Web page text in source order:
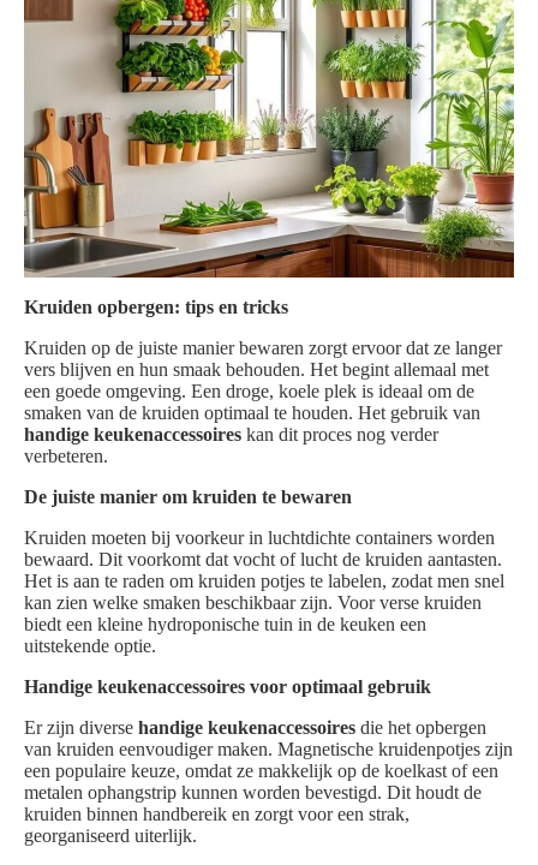
Kruiden opbergen: tips en tricks
Kruiden op de juiste manier bewaren zorgt ervoor dat ze langer
vers blijven en hun smaak behouden. Het begint allemaal met
een goede omgeving. Een droge, koele plek is ideaal om de
smaken van de kruiden optimaal te houden. Het gebruik van
handige keukenaccessoires kan dit proces nog verder
verbeteren.
De juiste manier om kruiden te bewaren
Kruiden moeten bij voorkeur in luchtdichte containers worden
bewaard. Dit voorkomt dat vocht of lucht de kruiden aantasten.
Het is aan te raden om kruiden potjes te labelen, zodat men snel
kan zien welke smaken beschikbaar zijn. Voor verse kruiden
biedt een kleine hydroponische tuin in de keuken een
uitstekende optie.
Handige keukenaccessoires voor optimaal gebruik
Er zijn diverse handige keukenaccessoires die het opbergen
van kruiden eenvoudiger maken. Magnetische kruidenpotjes zijn
een populaire keuze, omdat ze makkelijk op de koelkast of een
metalen ophangstrip kunnen worden bevestigd. Dit houdt de
kruiden binnen handbereik en zorgt voor een strak,
georganiseerd uiterlijk.